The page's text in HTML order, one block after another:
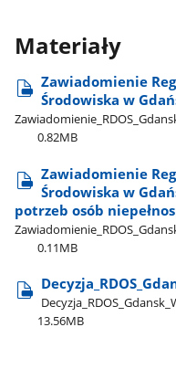
Materiały
Zawiadomienie
Środowiska w
0.82MB
Zawiadomienie
Środowiska w
potrzeb osób
0.11MB
13.56MB